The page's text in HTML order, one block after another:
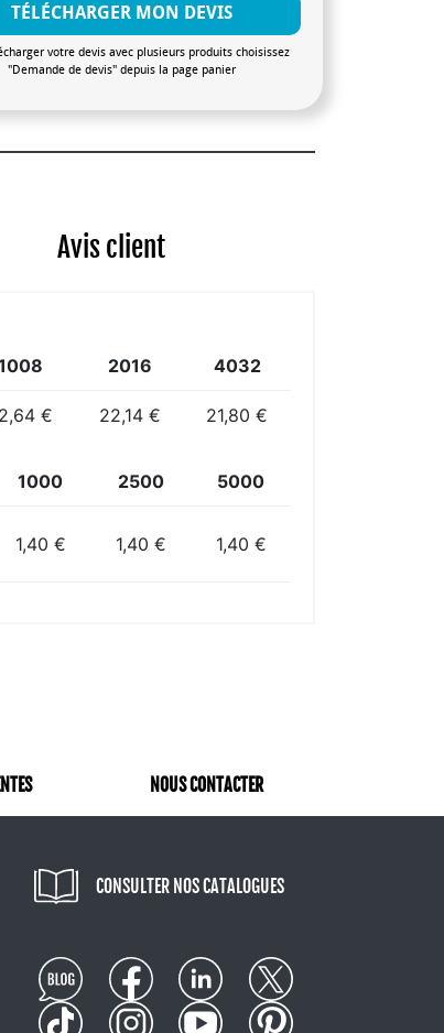
TÉLÉCHARGER MON DEVIS
votre devis avec plusieurs produits choisissez
"Demande de devis" depuis la page panier
Avis client
2016 4032
€ 22,14 € 21,80 €
1000 2500 5000
1,40 € 1,40 € 1,40 €
NOUS CONTACTER
CONSULTER NOS CATALOGUES